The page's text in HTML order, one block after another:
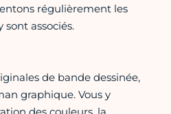
régulièrement les
associés.
de bande dessinée,
graphique. Vous y